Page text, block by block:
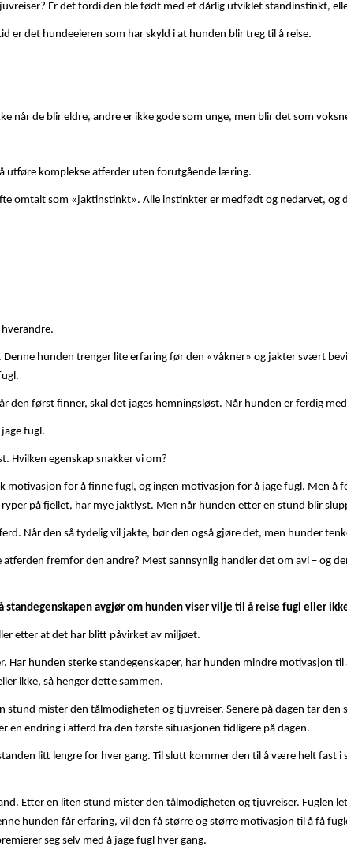
Er det fordi den ble født med et dårlig utviklet standinstinkt,
er det hundeeieren som har skyld i at hunden blir treg til å reise.
når de blir eldre, andre er ikke gode som unge, men blir det som
utføre komplekse atferder uten forutgående læring.
omtalt som «jaktinstinkt». Alle instinkter er medfødt og nedarvet,
hverandre.
hunden trenger lite erfaring før den «våkner» og jakter svært
den først finner, skal det jages hemningsløst. Når hunden er ferdig
fugl.
Hvilken egenskap snakker vi om?
motivasjon for å finne fugl, og ingen motivasjon for å jage fugl. Men å
på fjellet, har mye jaktlyst. Men når hunden etter en stund blir
Når den så tydelig vil jakte, bør den også gjøre det, men hunder
fremfor den andre? Mest sannsynlig handler det om avl – og
avgjør om hunden viser vilje til å reise fugl eller
etter at det har blitt påvirket av miljøet.
Har hunden sterke standegenskaper, har hunden mindre motivasjon
ikke, så henger dette sammen.
mister den tålmodigheten og tjuvreiser. Senere på dagen tar
en endring i atferd fra den første situasjonen tidligere på dagen.
litt lengre for hver gang. Til slutt kommer den til å være helt fast i
Etter en liten stund mister den tålmodigheten og tjuvreiser. Fuglen
hunden får erfaring, vil den få større og større motivasjon til å få
seg selv med å jage fugl hver gang.